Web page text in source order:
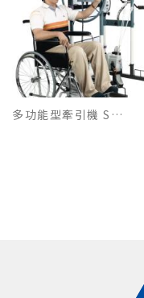
多功能型牽引機 SWI-4